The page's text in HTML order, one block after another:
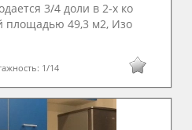
3/4 доли в 2-х ко
площадью 49,3 м2, Изо
1/14